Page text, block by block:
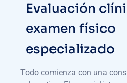
Evaluación
examen físico
especializado
Todo comienza con una